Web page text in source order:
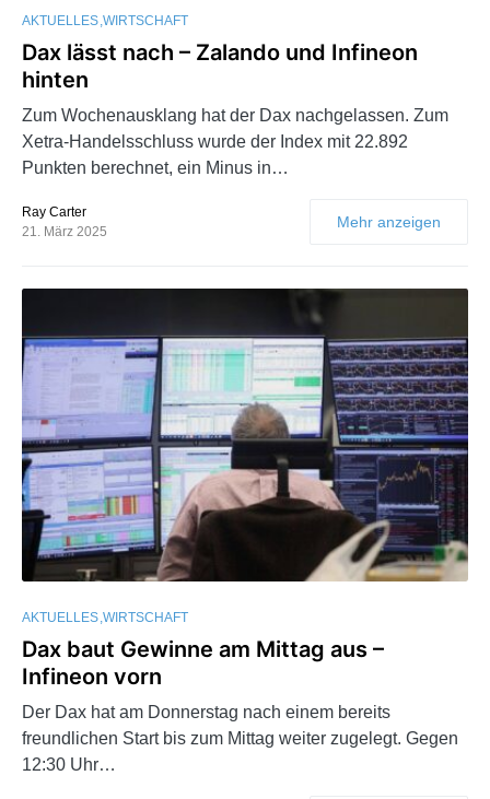
AKTUELLES WIRTSCHAFT
Dax lässt nach – Zalando und Infineon
hinten
Zum Wochenausklang hat der Dax nachgelassen. Zum
Xetra-Handelsschluss wurde der Index mit 22.892
Punkten berechnet, ein Minus in…
Ray Carter
21. März 2025
Mehr anzeigen
AKTUELLES WIRTSCHAFT
Dax baut Gewinne am Mittag aus –
Infineon vorn
Der Dax hat am Donnerstag nach einem bereits
freundlichen Start bis zum Mittag weiter zugelegt. Gegen
12:30 Uhr…